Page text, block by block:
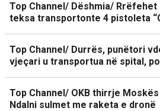
Top Channel/ Dëshmia/ Rrëfehet
teksa transportonte 4 pistoleta
Top Channel/ Durrës, punëtori
vjeçari u transportua në spital,
Top Channel/ OKB thirrje
Ndalni sulmet me raketa e dronë